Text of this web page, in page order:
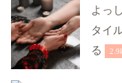
よっ
タイ
る